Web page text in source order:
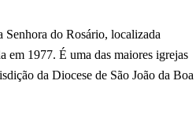
de Mogi-Guaçu
Senhora do Rosário, localizada
em 1977. É uma das maiores igrejas
da Diocese de São João da Boa